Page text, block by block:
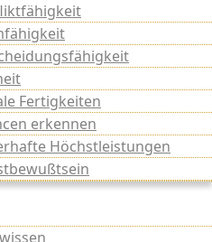
Fertigkeiten
erkennen
Höchstleistungen